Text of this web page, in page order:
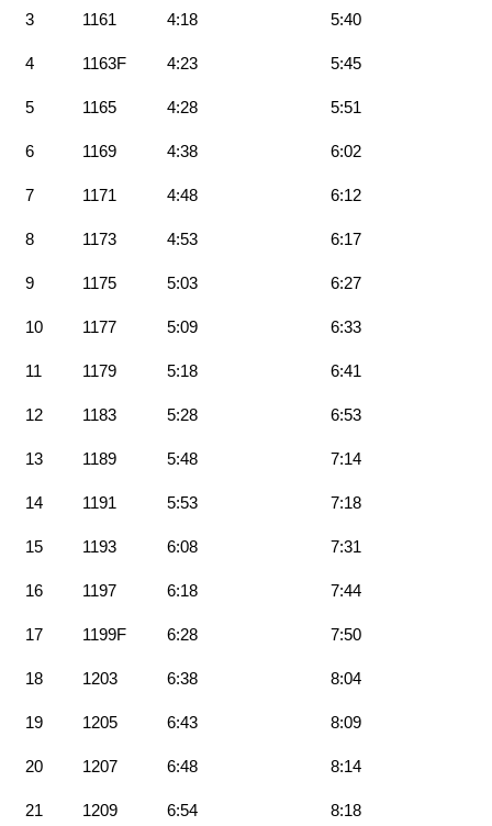
3 1161 4:18 5:40
4 1163F 4:23 5:45
5 1165 4:28 5:51
6 1169 4:38 6:02
7 1171 4:48 6:12
8 1173 4:53 6:17
9 1175 5:03 6:27
10 1177 5:09 6:33
11 1179 5:18 6:41
12 1183 5:28 6:53
13 1189 5:48 7:14
14 1191 5:53 7:18
15 1193 6:08 7:31
16 1197 6:18 7:44
17 1199F 6:28 7:50
18 1203 6:38 8:04
19 1205 6:43 8:09
20 1207 6:48 8:14
21 1209 6:54 8:18